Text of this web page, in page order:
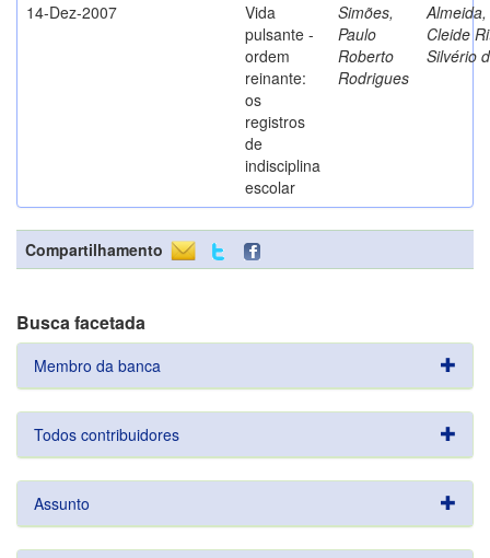
14-Dez-2007
Vida
pulsante -
ordem
reinante:
os
registros
de
indisciplina
escolar
Simões,
Paulo
Roberto
Rodrigues
Almeida,
Cleide
Silvério
Compartilhamento
Busca facetada
Membro da banca
Todos contribuidores
Assunto